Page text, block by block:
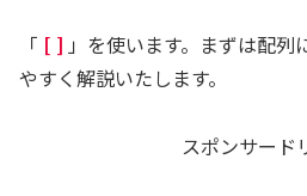
「 [ ] 」を使います。まずは配列
やすく解説いたします。
スポンサード